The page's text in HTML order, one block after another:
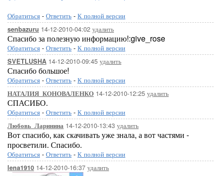
Обратиться - Ответить - К полной версии
senbazuru 14-12-2010-04:02 удалить
Спасибо за полезную информацию!:give_rose
Обратиться - Ответить - К полной версии
SVETLUSHA 14-12-2010-09:45 удалить
Спасибо большое!
Обратиться - Ответить - К полной версии
НАТАЛИЯ_КОНОВАЛЕНКО 14-12-2010-12:25 удалить
СПАСИБО.
Обратиться - Ответить - К полной версии
Любовь_Ларинина 14-12-2010-13:43 удалить
Вот спасибо, как скачивать уже знала, а вот частями -
просветили. Спасибо.
Обратиться - Ответить - К полной версии
lena1910 14-12-2010-16:37 удалить